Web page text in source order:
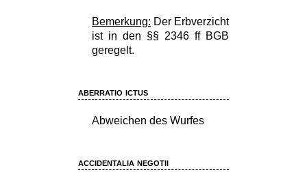
Bemerkung: Der Erbverzicht
ist in den §§ 2346 ff BGB
geregelt.
aberratio ictus
Abweichen des Wurfes
accidentalia negotii